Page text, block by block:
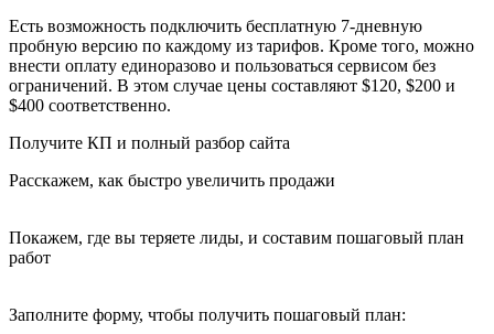
Есть возможность подключить бесплатную 7-дневную
пробную версию по каждому из тарифов. Кроме того, можно
внести оплату единоразово и пользоваться сервисом без
ограничений. В этом случае цены составляют $120, $200 и
$400 соответственно.
Получите КП и полный разбор сайта
Расскажем, как быстро увеличить продажи
Покажем, где вы теряете лиды, и составим пошаговый план
работ
Заполните форму, чтобы получить пошаговый план: